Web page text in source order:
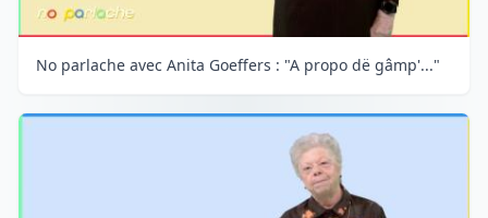
No parlache avec Anita Goeffers : "A propo dë gâmp'..."